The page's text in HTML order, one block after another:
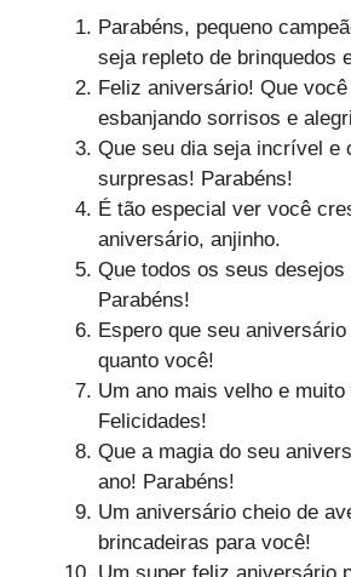
Parabéns, pequeno
seja repleto de brinquedos
Feliz aniversário! Que
esbanjando sorrisos e
Que seu dia seja incrível e
surpresas! Parabéns!
É tão especial ver você
aniversário, anjinho.
Que todos os seus
Parabéns!
Espero que seu
quanto você!
Um ano mais velho e
Felicidades!
Que a magia do seu
ano! Parabéns!
Um aniversário cheio de
brincadeiras para você!